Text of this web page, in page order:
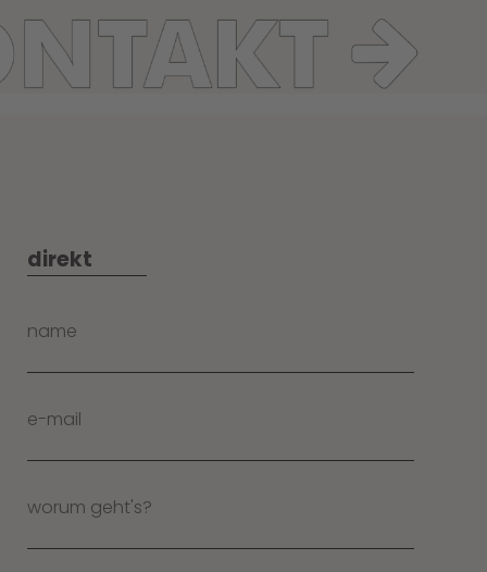
direkt
name
e-mail
worum geht's?